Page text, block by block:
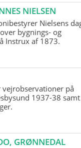
NIELSEN
Nielsens
bygnings- og
Instrux af 1873.
på
1937-38 samt
GRØNNEDAL